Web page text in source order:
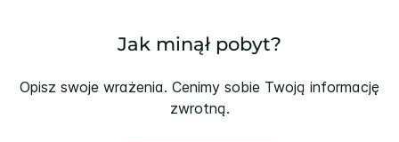
Jak minął pobyt?
Opisz swoje wrażenia. Cenimy sobie Twoją informację
zwrotną.